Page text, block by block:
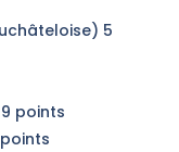
5
points